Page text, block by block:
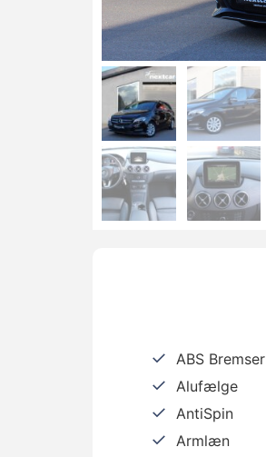
ABS Bremser
Alufælge
AntiSpin
Armlæn